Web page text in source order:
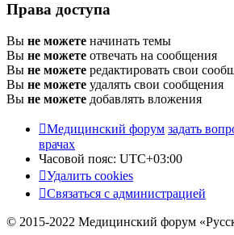
Права доступа
Вы не можете начинать темы
Вы не можете отвечать на сообщения
Вы не можете редактировать свои
Вы не можете удалять свои сообщения
Вы не можете добавлять вложения
Медицинский форум задать
врачах
Часовой пояс: UTC+03:00
Удалить cookies
Связаться с администрацией
© 2015-2022 Медицинский форум